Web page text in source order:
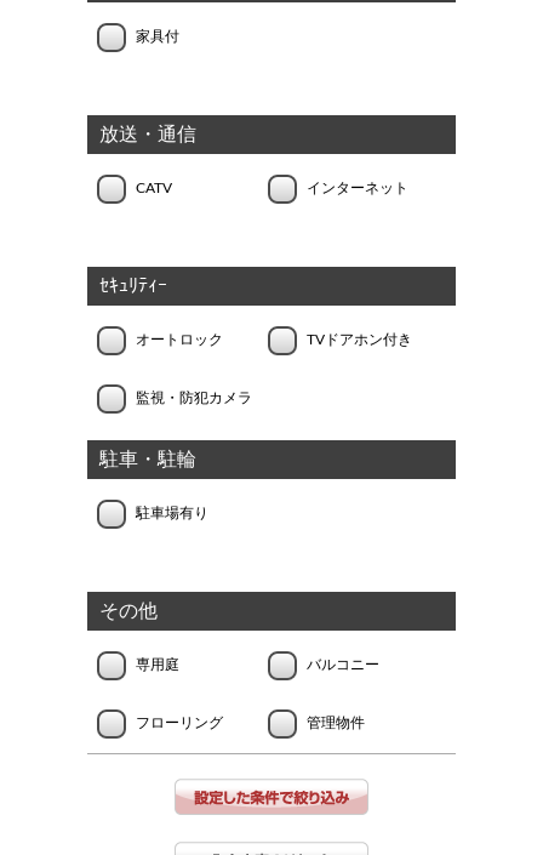
家具付
放送・通信
CATV インターネット
ｾｷｭﾘﾃｨｰ
オートロック TVドアホン付き
監視・防犯カメラ
駐車・駐輪
駐車場有り
その他
専用庭 バルコニー
フローリング 管理物件